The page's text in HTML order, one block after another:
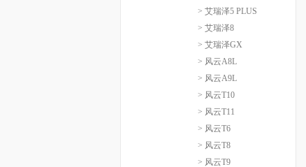
> 艾瑞泽5 PLUS
> 艾瑞泽8
> 艾瑞泽GX
> 风云A8L
> 风云A9L
> 风云T10
> 风云T11
> 风云T6
> 风云T8
> 风云T9